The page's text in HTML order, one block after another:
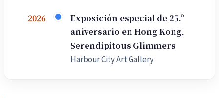
2026
Exposición especial de 25.º
aniversario en Hong Kong,
Serendipitous Glimmers
Harbour City Art Gallery